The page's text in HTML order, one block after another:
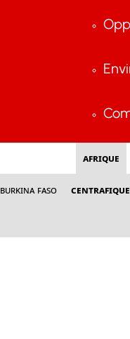
Afrique
Burkina Faso Centrafique